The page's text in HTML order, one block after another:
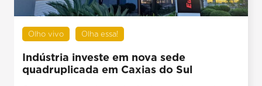
Olho vivo Olha essa!
Indústria investe em nova sede
quadruplicada em Caxias do Sul